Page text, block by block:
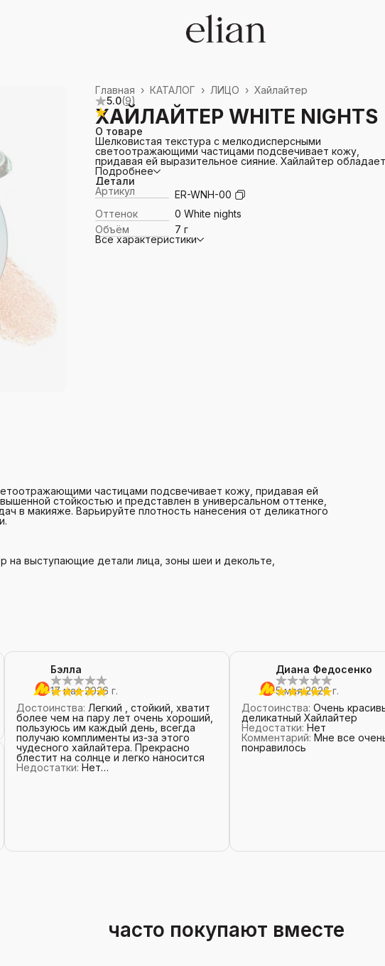
Хайлайтер
ЛИЦО ›
КАТАЛОГ ›
Главная ›
5.0(9)
ХАЙЛАЙТЕР WHITE NIGHTS
О товаре
Шелковистая текстура с мелкодисперсными
светоотражающими частицами подсвечивает кожу,
придавая ей выразительное сияние. Хайлайтер обладает
повышенной стойкостью и представлен в универсальном
оттенке, что позволяет его использовать для разных
макияже. Варьируйте плотность нанесения от
сияния, до трендового эффекта «влажной» кожи.
Способ применения:
при помощи пушистой кисти нанесите хайлайтер на
выступающие детали лица, зоны шеи и декольте,
растушуйте.
Подробнее
Детали
Артикул
ER-WNH-00
Оттенок
0 White nights
Объём
7 г
Все характеристики
частицами подсвечивает кожу, придавая ей
стойкостью и представлен в универсальном оттенке,
в макияже. Варьируйте плотность нанесения от деликатного
на выступающие детали лица, зоны шеи и декольте,
Бэлла
17 мая 2026 г.
Достоинства: Легкий , стойкий, хватит
более чем на пару лет очень хороший,
пользуюсь им каждый день, всегда
получаю комплименты из-за этого
чудесного хайлайтера. Прекрасно
блестит на солнце и легко наносится
Недостатки: Нет
Диана Федосенко
5 мая 2026 г.
Достоинства: Очень
деликатный Хайлайтер
Недостатки: Нет
Комментарий: Мне все
понравилось
часто покупают вместе